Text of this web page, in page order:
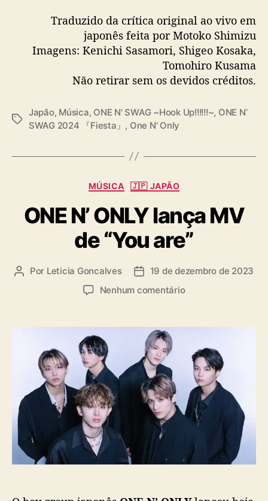
Traduzido da crítica original ao vivo em
japonês feita por Motoko Shimizu
Imagens: Kenichi Sasamori, Shigeo Kosaka,
Tomohiro Kusama
Não retirar sem os devidos créditos.
T
s
Japão, Música, ONE N' SWAG ~Hook Up!!!!!!~, ONE N’
SWAG 2024 『Fiesta』 , One N' Only
C
t
e
g
o
i
a
MÚSICA 🇯🇵 JAPÃO
ONE N’ ONLY lança MV
de “You are”
A
r
t
Por Leticia Goncalves
D
d
u
l
19 de dezembro de 2023
Nenhum comentárioe
N
N
N
L
Y
n